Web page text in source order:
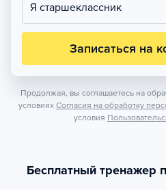
Я старшеклассник
Записаться на
Продолжая, вы соглашаетесь на
условиях Согласия на обработку
условия
Бесплатный тренажер